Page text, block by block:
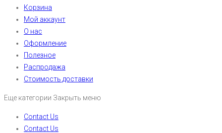
Корзина
Мой аккаунт
О нас
Оформление
Полезное
Распродажа
Стоимость доставки
Еще категории Закрыть меню
Contact Us
Contact Us